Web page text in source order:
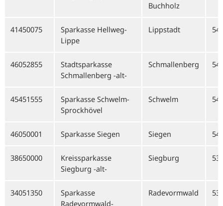
Buchholz
41450075
Sparkasse Hellweg-
Lippe
Lippstadt
46052855
Stadtsparkasse
Schmallenberg -alt-
Schmallenberg
45451555
Sparkasse Schwelm-
Sprockhövel
Schwelm
46050001 Sparkasse Siegen Siegen
38650000
Kreissparkasse
Siegburg -alt-
Siegburg
34051350
Sparkasse
Radevormwald-
Radevormwald